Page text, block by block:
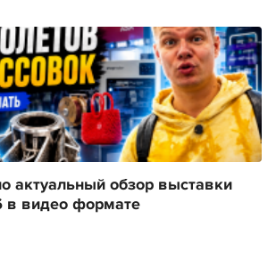
актуальный обзор выставки
в видео формате